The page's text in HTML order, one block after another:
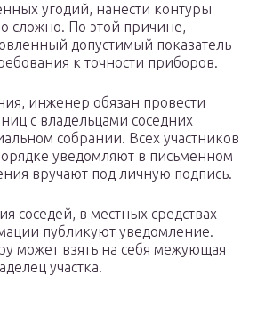
угодий, нанести контуры
сложно. По этой причине,
допустимый показатель
к точности приборов.
инженер обязан провести
с владельцами соседних
собрании. Всех участников
уведомляют в письменном
вручают под личную подпись.
соседей, в местных средствах
публикуют уведомление.
может взять на себя межующая
участка.